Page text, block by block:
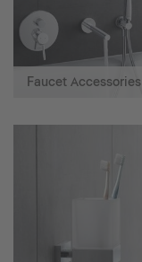
Faucet Accessories